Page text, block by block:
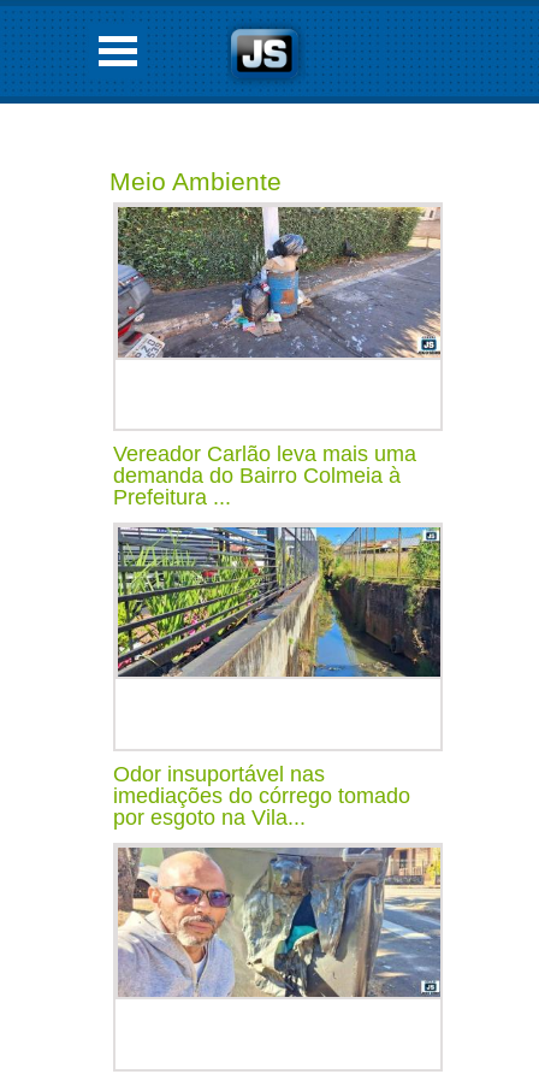
Meio Ambiente
Vereador Carlão leva mais uma
demanda do Bairro Colmeia à
Prefeitura ...
Odor insuportável nas
imediações do córrego tomado
por esgoto na Vila...